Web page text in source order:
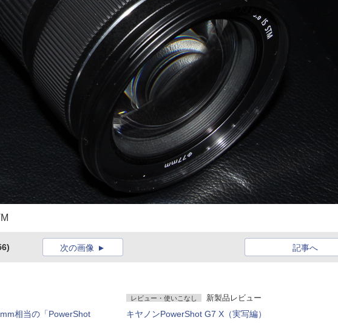
記事へ
次の画像
相当の「PowerShot
レビュー・使いこなし 新製品レビュー
キヤノンPowerShot G7 X（実写編）